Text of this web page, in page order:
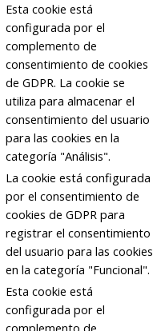
Esta cookie está
configurada por el
complemento de
consentimiento de cookies
de GDPR. La cookie se
utiliza para almacenar el
consentimiento del usuario
para las cookies en la
categoría "Análisis".
La cookie está configurada
por el consentimiento de
cookies de GDPR para
registrar el consentimiento
del usuario para las cookies
en la categoría "Funcional".
Esta cookie está
configurada por el